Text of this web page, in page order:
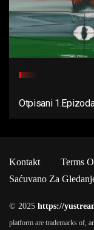
Otpisani
Kontakt Terms
Saćuvano Za
© 2025 https://
platform are trademarks of,